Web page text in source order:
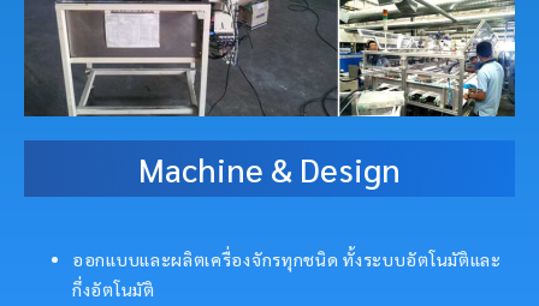
Machine & Design
ออกแบบและผลิตเครื่องจักรทุกชนิด ทั้งระบบอัตโนมัติและ
กึ่งอัตโนมัติ